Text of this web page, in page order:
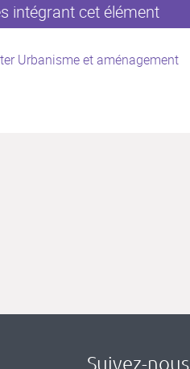
intégrant cet élément
Urbanisme et aménagement
Suivez-nous